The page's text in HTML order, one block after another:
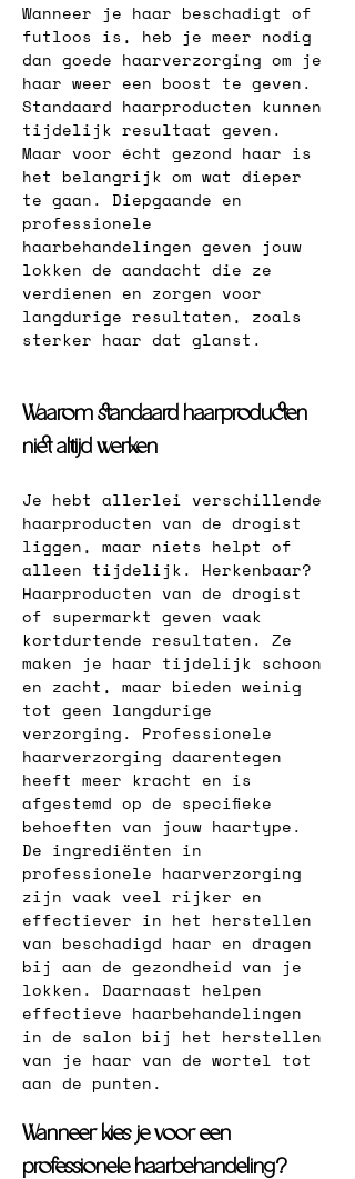
Wanneer je haar beschadigt of
futloos is, heb je meer nodig
dan goede haarverzorging om je
haar weer een boost te geven.
Standaard haarproducten kunnen
tijdelijk resultaat geven.
Maar voor écht gezond haar is
het belangrijk om wat dieper
te gaan. Diepgaande en
professionele
haarbehandelingen geven jouw
lokken de aandacht die ze
verdienen en zorgen voor
langdurige resultaten, zoals
sterker haar dat glanst.
Waarom standaard haarproducten
niet altijd werken
Je hebt allerlei verschillende
haarproducten van de drogist
liggen, maar niets helpt of
alleen tijdelijk. Herkenbaar?
Haarproducten van de drogist
of supermarkt geven vaak
kortdurtende resultaten. Ze
maken je haar tijdelijk schoon
en zacht, maar bieden weinig
tot geen langdurige
verzorging. Professionele
haarverzorging daarentegen
heeft meer kracht en is
afgestemd op de specifieke
behoeften van jouw haartype.
De ingrediënten in
professionele haarverzorging
zijn vaak veel rijker en
effectiever in het herstellen
van beschadigd haar en dragen
bij aan de gezondheid van je
lokken. Daarnaast helpen
effectieve haarbehandelingen
in de salon bij het herstellen
van je haar van de wortel tot
aan de punten.
Wanneer kies je voor een
professionele haarbehandeling?